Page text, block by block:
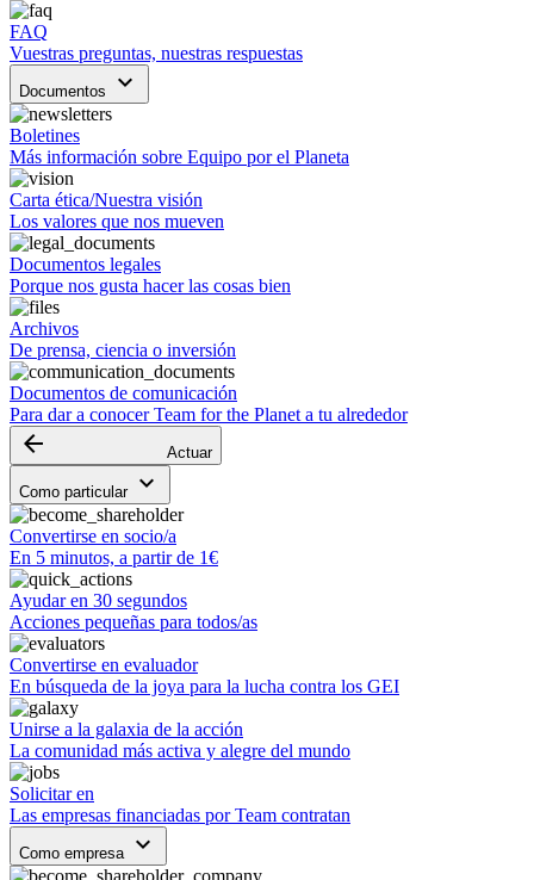
FAQ
Vuestras preguntas, nuestras respuestas
Documentos keyboard_arrow_down
Boletines
Más información sobre Equipo por el Planeta
Carta ética/Nuestra visión
Los valores que nos mueven
Documentos legales
Porque nos gusta hacer las cosas bien
Archivos
De prensa, ciencia o inversión
Documentos de comunicación
Para dar a conocer Team for the Planet a tu alrededor
arrow_backward Actuar
Como particular keyboard_arrow_down
Convertirse en socio/a
En 5 minutos, a partir de 1€
Ayudar en 30 segundos
Acciones pequeñas para todos/as
Convertirse en evaluador
En búsqueda de la joya para la lucha contra los GEI
Unirse a la galaxia de la acción
La comunidad más activa y alegre del mundo
Solicitar en
Las empresas financiadas por Team contratan
Como empresa keyboard_arrow_down